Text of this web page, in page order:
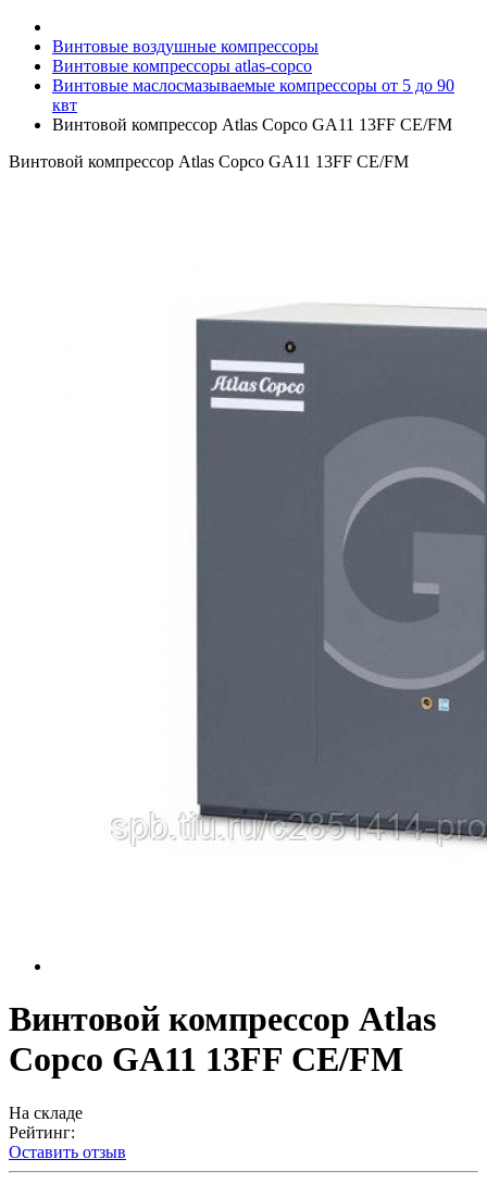
Винтовые воздушные компрессоры
Винтовые компрессоры atlas-copco
Винтовые маслосмазываемые компрессоры от 5 до 90
квт
Винтовой компрессор Atlas Copco GA11 13FF СЕ/FM
Винтовой компрессор Atlas Copco GA11 13FF СЕ/FM
Винтовой компрессор Atlas
Copco GA11 13FF СЕ/FM
На складе
Рейтинг:
Оставить отзыв